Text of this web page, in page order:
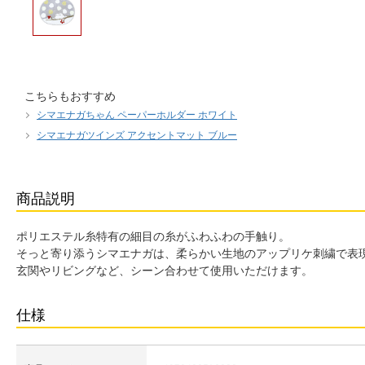
こちらもおすすめ
シマエナガちゃん ペーパーホルダー ホワイト
シマエナガツインズ アクセントマット ブルー
商品説明
ポリエステル糸特有の細目の糸がふわふわの手触り。
そっと寄り添うシマエナガは、柔らかい生地のアップリケ刺繍で表
玄関やリビングなど、シーン合わせて使用いただけます。
仕様